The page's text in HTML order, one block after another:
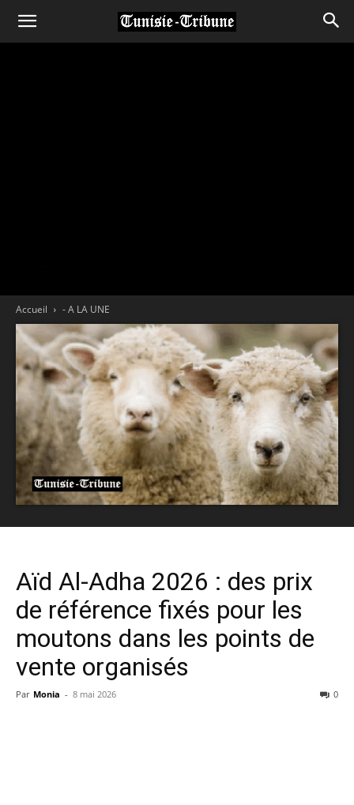
Accueil - A LA UNE
Aïd Al-Adha 2026 : des prix
de référence fixés pour les
moutons dans les points de
vente organisés
Par Monia - 8 mai 2026 0